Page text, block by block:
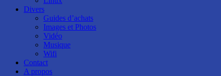
Divers
Guides d’achats
Images et Photos
Vidéo
Musique
Wifi
Contact
A propos